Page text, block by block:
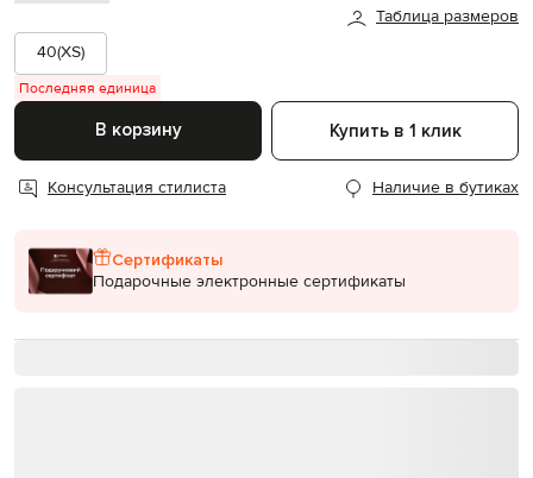
Таблица размеров
40(XS)
Последняя единица
В корзину Купить в 1 клик
Консультация стилиста Наличие в бутиках
Сертификаты
Подарочные электронные сертификаты